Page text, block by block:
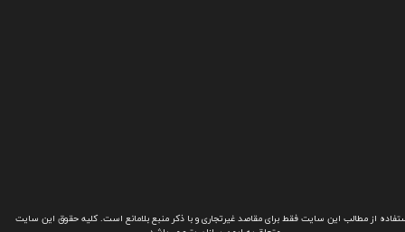
از مطالب این سایت فقط برای مقاصد غیرتجاری و با ذکر منبع بلامانع است. کلیه حقوق این سایت